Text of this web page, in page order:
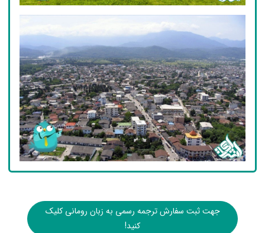
جهت ثبت سفارش ترجمه رسمی به زبان رومانی کلیک
کنید!